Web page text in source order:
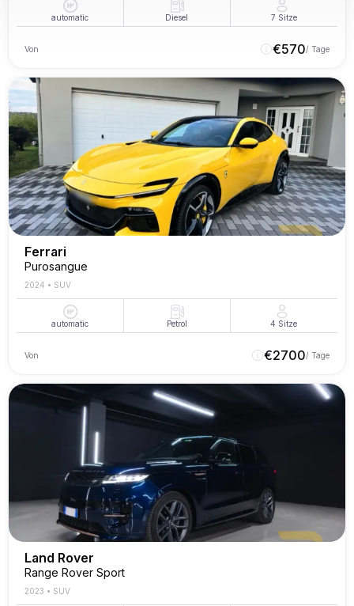
automatic Diesel 7 Sitze
Von €570/ Tage
Ferrari
Purosangue
2024 • SUV
automatic Petrol 4 Sitze
Von €2700/ Tage
Land Rover
Range Rover Sport
2023 • SUV